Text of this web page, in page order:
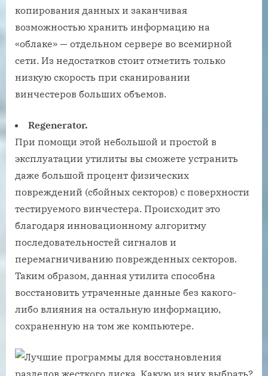
копирования данных и заканчивая
возможностью хранить информацию на
«облаке» — отдельном сервере во всемирной
сети. Из недостатков стоит отметить только
низкую скорость при сканировании
винчестеров больших объемов.
Regenerator.
При помощи этой небольшой и простой в
эксплуатации утилиты вы сможете устранить
даже большой процент физических
повреждений (сбойных секторов) с поверхности
тестируемого винчестера. Происходит это
благодаря инновационному алгоритму
последовательностей сигналов и
перемагничиванию поврежденных секторов.
Таким образом, данная утилита способна
восстановить утраченные данные без какого-
либо влияния на остальную информацию,
сохраненную на том же компьютере.